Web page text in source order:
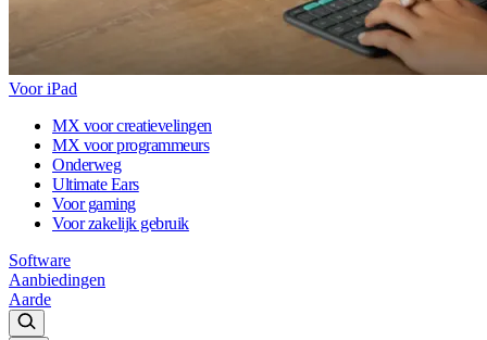
Voor iPad
MX voor creatievelingen
MX voor programmeurs
Onderweg
Ultimate Ears
Voor gaming
Voor zakelijk gebruik
Software
Aanbiedingen
Aarde